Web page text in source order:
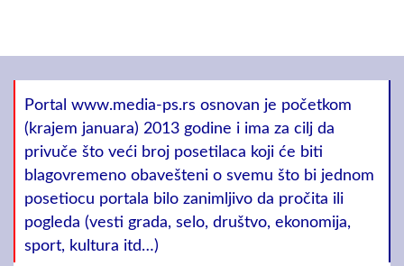
Portal www.media-ps.rs osnovan je početkom
(krajem januara) 2013 godine i ima za cilj da
privuče što veći broj posetilaca koji će biti
blagovremeno obavešteni o svemu što bi jednom
posetiocu portala bilo zanimljivo da pročita ili
pogleda (vesti grada, selo, društvo, ekonomija,
sport, kultura itd…)